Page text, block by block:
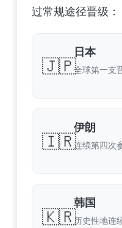
过常规途径晋级：
🇯🇵
日本
全球第一支
🇮🇷
伊朗
连续第四次
🇰🇷
韩国
历史性地连